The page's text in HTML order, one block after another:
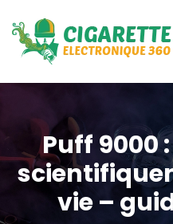
Puff 9000
vie –